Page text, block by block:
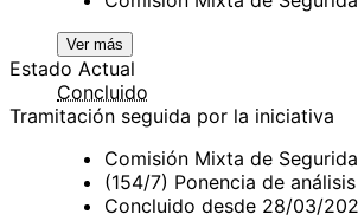
Ver más
Estado Actual
Concluido
Tramitación seguida por la iniciativa
Comisión Mixta de
(154/7) Ponencia de
Concluido desde 28/03/